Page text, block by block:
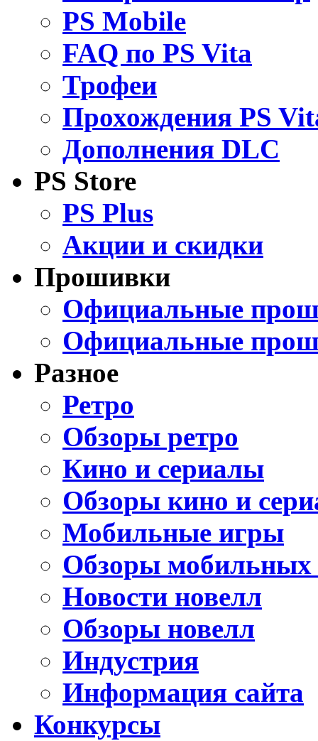
PS Mobile
FAQ по PS Vita
Трофеи
Прохождения PS
Дополнения DLC
PS Store
PS Plus
Акции и скидки
Прошивки
Официальные
Официальные
Разное
Ретро
Обзоры ретро
Кино и сериалы
Обзоры кино и
Мобильные игры
Обзоры мобильных
Новости новелл
Обзоры новелл
Индустрия
Информация сайта
Конкурсы